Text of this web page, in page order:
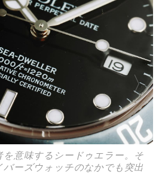
意味するシードゥエラー。そ
ーズウォッチのなかでも突出